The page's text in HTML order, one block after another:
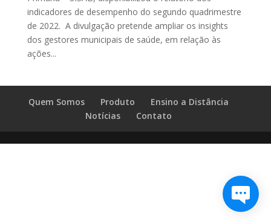
indicadores de desempenho do segundo quadrimestre
de 2022. A divulgação pretende ampliar os insights
dos gestores municipais de saúde, em relação às
ações...
Quem Somos Produto
Ensino a Distância
Notícias
Contato